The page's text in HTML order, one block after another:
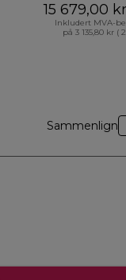
15 679,00 kr
Inkludert MVA-
på 3 135,80 kr (
Sammenlign